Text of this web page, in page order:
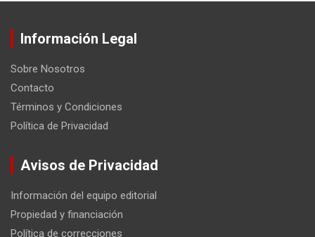
Información Legal
Sobre Nosotros
Contacto
Términos y Condiciones
Política de Privacidad
Avisos de Privacidad
Información del equipo editorial
Propiedad y financiación
Política de correcciones